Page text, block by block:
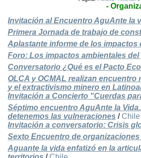
-
Invitación al Encuentro AguAnte la
Primera Jornada de trabajo de
Aplastante informe de los impactos
Foro: Los impactos ambientales
Conversatorio ¿Qué es el Pacto
OLCA y OCMAL realizan
y el extractivismo minero en
Invitación a Concierto "Cuerdas
Séptimo encuentro AguAnte la
detenemos las vulneraciones / Chile
Invitación a conversatorio: Crisis
Sexto Encuentro de
Aguante la vida enfatizó en la